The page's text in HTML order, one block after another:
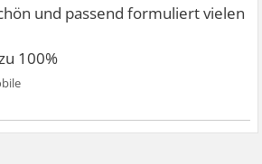
und passend formuliert vielen
100%